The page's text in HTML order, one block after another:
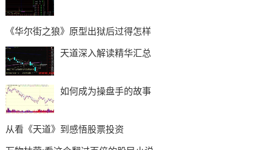
《华尔街之狼》原型出狱后过得怎样
天道深入解读精华汇总
如何成为操盘手的故事
从看《天道》到感悟股票投资